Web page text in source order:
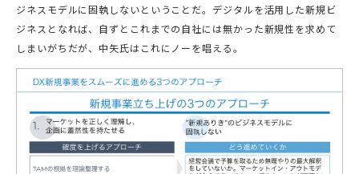
ジネスモデルに固執しないということだ。デジタルを活用した新規ビ
ジネスとなれば、自ずとこれまでの自社には無かった新規性を求めて
しまいがちだが、中矢氏はこれにノーを唱える。